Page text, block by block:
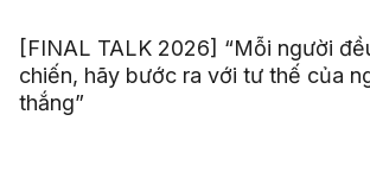
[FINAL TALK 2026] “Mỗi người
chiến, hãy bước ra với tư thế của
thắng”